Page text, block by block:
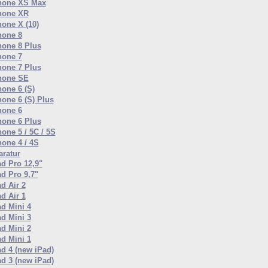
XS Max
XR
X (10)
8
8 Plus
7
7 Plus
SE
6 (S)
6 (S) Plus
6
6 Plus
5 / 5C / 5S
4 / 4S
Pro 12,9"
Pro 9,7"
Air 2
Air 1
Mini 4
Mini 3
Mini 2
Mini 1
4 (new iPad)
3 (new iPad)